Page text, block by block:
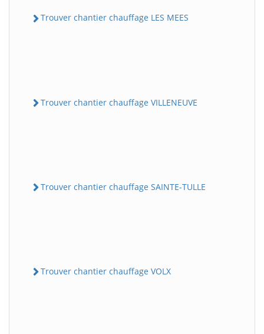
Trouver chantier chauffage LES MEES
Trouver chantier chauffage VILLENEUVE
Trouver chantier chauffage SAINTE-TULLE
Trouver chantier chauffage VOLX